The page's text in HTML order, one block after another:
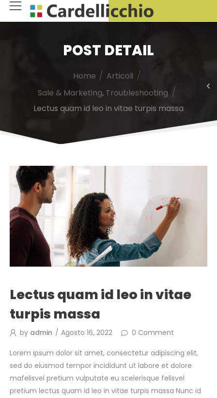
POST DETAIL
Home / Articoli /
Sale & Marketing, Troubleshooting /
Lectus quam id leo in vitae turpis massa
Lectus quam id leo in vitae
turpis massa
by admin Agosto 16, 2022 0 Comment
Lorem ipsum dolor sit amet, consectetur adipiscing elit,
sed do eiusmod tempor incididunt ut labore et dolore
mafelisvel pretium vulputate eu scelerisque felisvel
pretium lectus quam id leo in vitae turpis massa Nunc id